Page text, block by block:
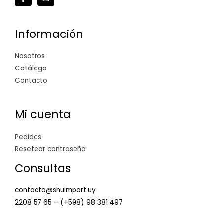
Información
Nosotros
Catálogo
Contacto
Mi cuenta
Pedidos
Resetear contraseña
Consultas
contacto@shuimport.uy
2208 57 65 – (+598) 98 381 497